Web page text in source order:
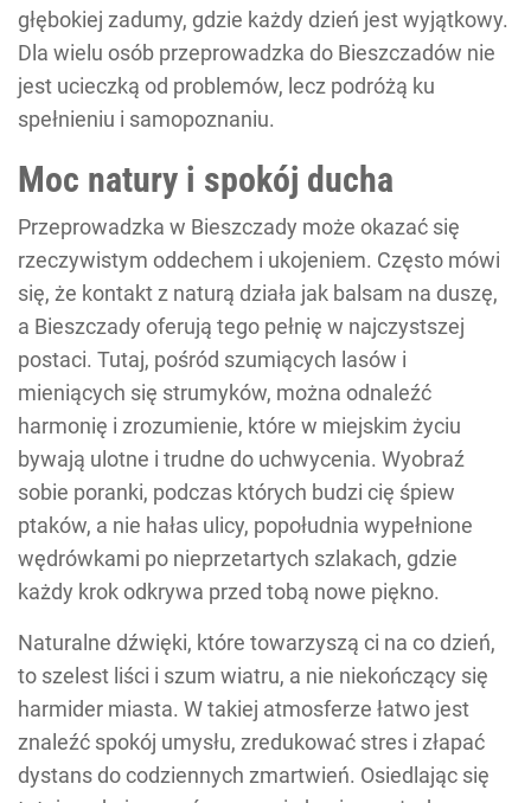
głębokiej zadumy, gdzie każdy dzień jest wyjątkowy.
Dla wielu osób przeprowadzka do Bieszczadów nie
jest ucieczką od problemów, lecz podróżą ku
spełnieniu i samopoznaniu.
Moc natury i spokój ducha
Przeprowadzka w Bieszczady może okazać się
rzeczywistym oddechem i ukojeniem. Często mówi
się, że kontakt z naturą działa jak balsam na duszę,
a Bieszczady oferują tego pełnię w najczystszej
postaci. Tutaj, pośród szumiących lasów i
mieniących się strumyków, można odnaleźć
harmonię i zrozumienie, które w miejskim życiu
bywają ulotne i trudne do uchwycenia. Wyobraź
sobie poranki, podczas których budzi cię śpiew
ptaków, a nie hałas ulicy, popołudnia wypełnione
wędrówkami po nieprzetartych szlakach, gdzie
każdy krok odkrywa przed tobą nowe piękno.
Naturalne dźwięki, które towarzyszą ci na co dzień,
to szelest liści i szum wiatru, a nie niekończący się
harmider miasta. W takiej atmosferze łatwo jest
znaleźć spokój umysłu, zredukować stres i złapać
dystans do codziennych zmartwień. Osiedlając się